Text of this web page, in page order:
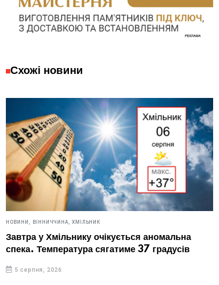
Схожі новини
НОВИНИ, ВІННИЧЧИНА, ХМІЛЬНИК
Завтра у Хмільнику очікується аномальна
спека. Температура сягатиме 37 градусів
5 серпня, 2026